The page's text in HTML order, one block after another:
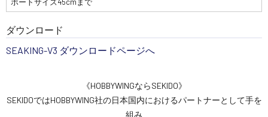
ダウンロード
SEAKING-V3 ダウンロードページへ
《HOBBYWINGならSEKIDO》
SEKIDOではHOBBYWING社の日本国内におけるパートナーとして手を
組み